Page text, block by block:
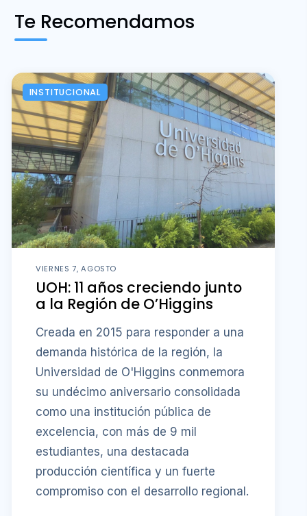
Te Recomendamos
INSTITUCIONAL
VIERNES 7, AGOSTO
UOH: 11 años creciendo junto
a la Región de O’Higgins
Creada en 2015 para responder a una
demanda histórica de la región, la
Universidad de O'Higgins conmemora
su undécimo aniversario consolidada
como una institución pública de
excelencia, con más de 9 mil
estudiantes, una destacada
producción científica y un fuerte
compromiso con el desarrollo regional.